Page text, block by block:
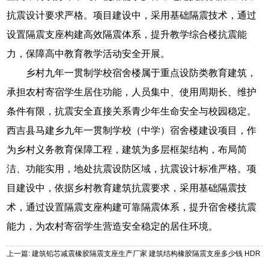
抗震设计要求严格。项目建设中，采用基础隔震技术，通过
设置隔震支座构建高效隔震体系，提升教学综合楼抗震能
力，保障高中教育教学活动安全开展。
乡村九年一贯制学校宿舍楼属于重点设防类教育建筑，
承担农村寄宿学生居住功能，人员集中、使用周期长、维护
条件有限，抗震安全直接关系青少年生命安全与校园稳定。
西吉县马建乡九年一贯制学校（中学）宿舍楼建设项目，作
为乡村义务教育保障工程，建筑为多层框架结构，布局简
洁、功能实用，地处抗震设防区域，抗震设计标准严格。项
目建设中，依据乡村教育建筑抗震要求，采用基础隔震技
术，通过设置隔震支座构建可靠隔震体系，提升宿舍楼抗震
能力，为农村寄宿学生营造安全稳定的居住环境。
上一篇: 建筑铅芯减震橡胶隔震支座生产厂家 建筑结构橡胶隔震支座多少钱 HDR